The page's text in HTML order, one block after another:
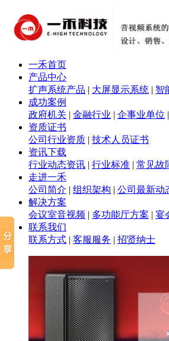
一禾首页
产品中心
扩声系统产品 | 大屏显示系统 | 智
成功案例
政府机关 | 金融行业 | 企事业单位 |
资质证书
公司行业资质 | 技术人员证书
资讯下载
行业动态资讯 | 行业标准 | 常见故
走进一禾
公司简介 | 组织架构 | 公司最新动
解决方案
会议室音视频 | 多功能厅方案 | 宴
联系我们
联系方式 | 客服服务 | 招贤纳士